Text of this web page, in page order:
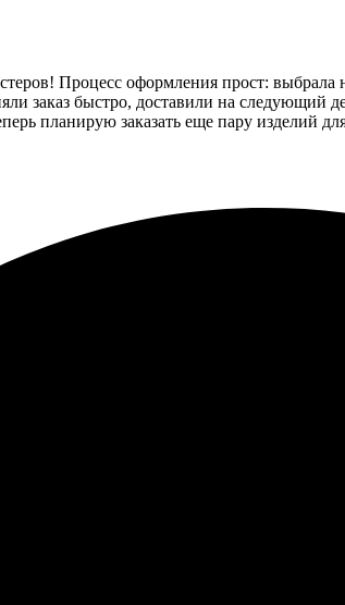
Процесс оформления прост:
заказ быстро, доставили на следующий
планирую заказать еще пару изделий
оформления простой и интуитивно
своим друзьям и знакомым.
заказ быстро и качественно. Удобный
Обязательно вернусь снова за новыми